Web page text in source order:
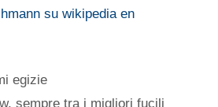
su wikipedia en
egizie
sempre tra i migliori fucili